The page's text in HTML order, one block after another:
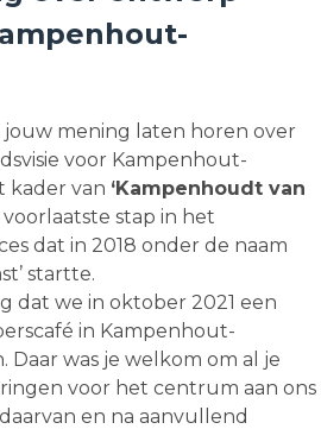
jouw mening laten horen over
voor Kampenhout-
kader van ‘Kampenhoudt van
stap in het
dat in 2018 onder de naam
startte.
dat we in oktober 2021 een
in Kampenhout-
was je welkom om al je
voor het centrum aan ons
en na aanvullend